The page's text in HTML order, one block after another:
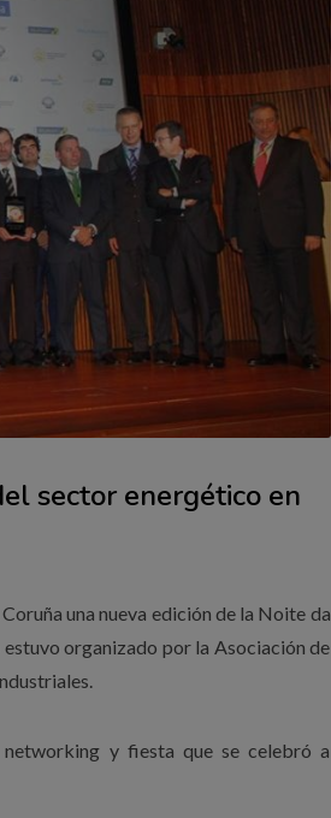
sector energético en
una nueva edición de la Noite da
organizado por la Asociación de
y fiesta que se celebró a